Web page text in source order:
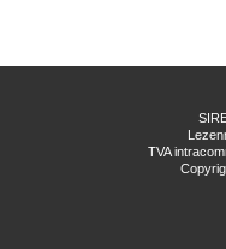
TVA